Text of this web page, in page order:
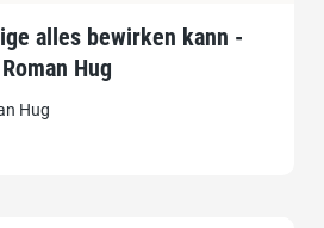
alles bewirken kann -
Hug
Hug